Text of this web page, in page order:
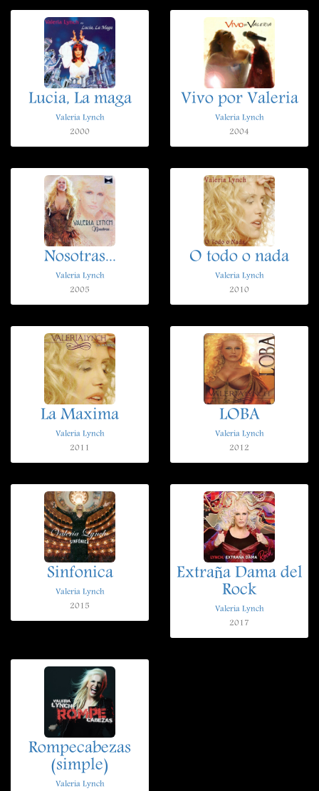
Lucia, La maga
Valeria Lynch
2000
Vivo por Valeria
Valeria Lynch
2004
Nosotras...
Valeria Lynch
2005
O todo o nada
Valeria Lynch
2010
La Maxima
Valeria Lynch
2011
LOBA
Valeria Lynch
2012
Sinfonica
Valeria Lynch
2015
Extraña Dama del
Rock
Valeria Lynch
2017
Rompecabezas
(simple)
Valeria Lynch